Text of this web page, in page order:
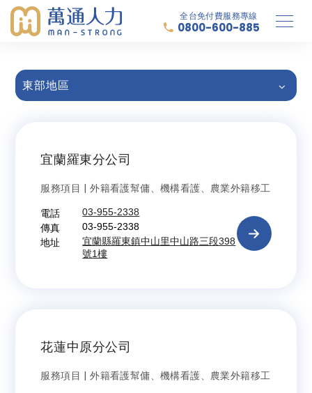
全台免付費服務專線
0800-600-885
東部地區
宜蘭羅東分公司
服務項目 | 外籍看護幫傭、機構看護、農業外籍移工
電話
03-955-2338
傳真 03-955-2338
地址
宜蘭縣羅東鎮中山里中山路三段398
號1樓
花蓮中原分公司
服務項目 | 外籍看護幫傭、機構看護、農業外籍移工